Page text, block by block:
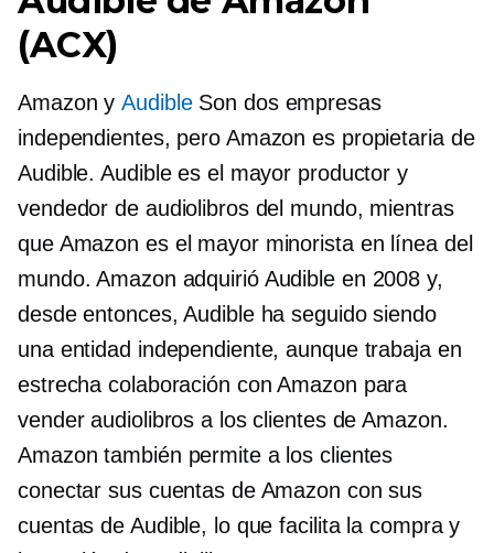
(ACX)
Amazon yAudibleSon dos empresas
independientes, pero Amazon es propietaria de
Audible. Audible es el mayor productor y
vendedor de audiolibros del mundo, mientras
que Amazon es el mayor minorista en línea del
mundo. Amazon adquirió Audible en 2008 y,
desde entonces, Audible ha seguido siendo
una entidad independiente, aunque trabaja en
estrecha colaboración con Amazon para
vender audiolibros a los clientes de Amazon.
Amazon también permite a los clientes
conectar sus cuentas de Amazon con sus
cuentas de Audible, lo que facilita la compra y